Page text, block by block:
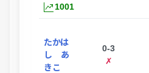
1001
たかは
し あ
きこ
0-3
✗